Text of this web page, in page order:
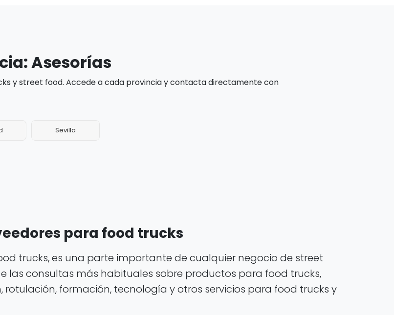
Asesorías
y street food. Accede a cada provincia y contacta directamente con
Sevilla
para food trucks
trucks, es una parte importante de cualquier negocio de street
las consultas más habituales sobre productos para food trucks,
formación, tecnología y otros servicios para food trucks y